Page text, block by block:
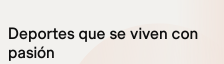
Deportes que se viven con
pasión